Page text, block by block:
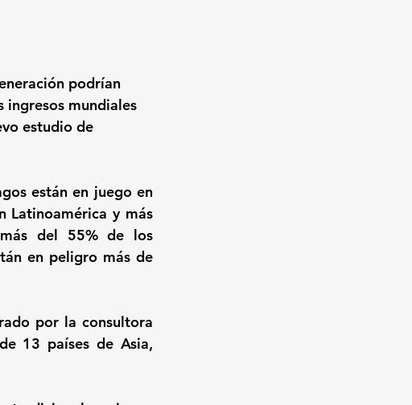
podrían
ingresos mundiales
estudio de
están en juego en
Latinoamérica y más
del 55% de los
en peligro más de
por la consultora
13 países de Asia,